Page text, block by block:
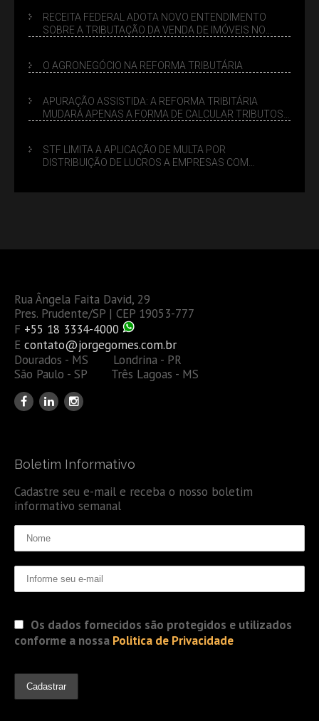
RECEITA FEDERAL ADOTA NOVO ENTENDIMENTO
SOBRE A TRIBUTAÇÃO DA VENDA DE IMÓVEIS NO
O AGRONEGÓCIO NA REFORMA TRIBUTÁRIA
APURAÇÃO ASSISTIDA: A REFORMA TRIBITÁRIA
MUDARÁ APENAS A FORMA DE CALCULAR TRIBUTOS
STF LIMITA A APLICAÇÃO DE MULTA POR
DISTRIBUIÇÃO DE LUCROS A EMPRESAS COM
Rua Ângela Faita David, 29
Pres. Prudente/SP | CEP 19053-777
F +55 18 3334-4000
E contato@jorgegomes.com.br
Dourados - MS Londrina - PR
São Paulo - SP Três Lagoas - MS
Boletim Informativo
Cadastre seu e-mail e receba o nosso boletim
informativo semanal
Os dados fornecidos são protegidos e utilizados
conforme a nossa Politica de Privacidade